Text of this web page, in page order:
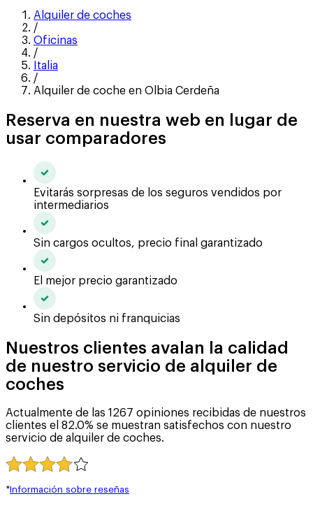
Alquiler de coches
/
Oficinas
/
Italia
/
Alquiler de coche en Olbia Cerdeña
Reserva en nuestra web en lugar de
usar comparadores
Evitarás sorpresas de los seguros vendidos por
intermediarios
Sin cargos ocultos, precio final garantizado
El mejor precio garantizado
Sin depósitos ni franquicias
Nuestros clientes avalan la calidad
de nuestro servicio de alquiler de
coches
Actualmente de las 1267 opiniones recibidas de nuestros
clientes el 82.0% se muestran satisfechos con nuestro
servicio de alquiler de coches.
*Información sobre reseñas